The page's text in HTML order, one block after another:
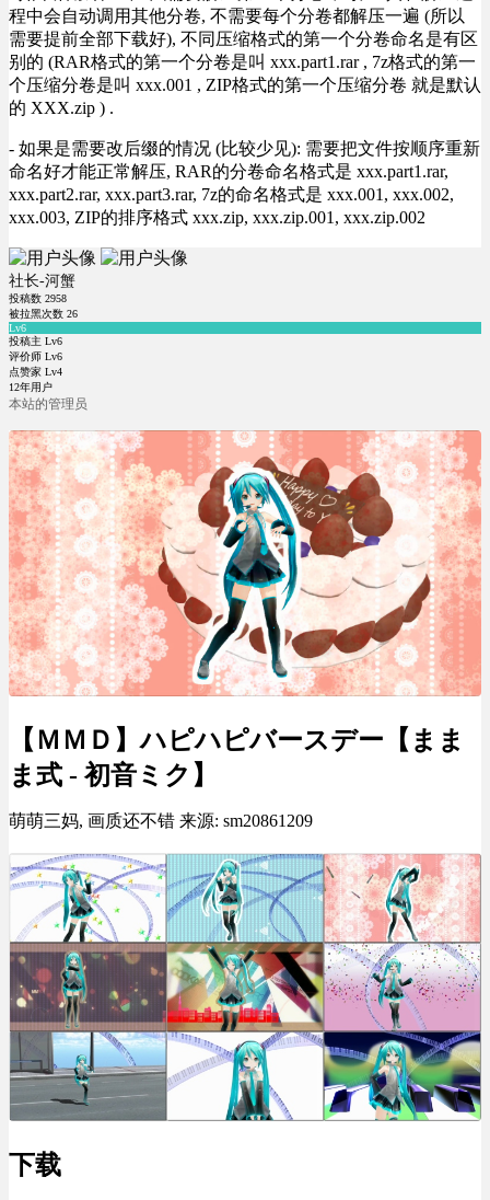
程中会自动调用其他分卷, 不需要每个分卷都解压一遍 (所以
需要提前全部下载好), 不同压缩格式的第一个分卷命名是有区
别的 (RAR格式的第一个分卷是叫 xxx.part1.rar , 7z格式的第一
个压缩分卷是叫 xxx.001 , ZIP格式的第一个压缩分卷 就是默认
的 XXX.zip ) .
- 如果是需要改后缀的情况 (比较少见): 需要把文件按顺序重新
命名好才能正常解压, RAR的分卷命名格式是 xxx.part1.rar,
xxx.part2.rar, xxx.part3.rar, 7z的命名格式是 xxx.001, xxx.002,
xxx.003, ZIP的排序格式 xxx.zip, xxx.zip.001, xxx.zip.002
社长-河蟹
投稿数 2958
被拉黑次数 26
Lv6
投稿主 Lv6
评价师 Lv6
点赞家 Lv4
12年用户
本站的管理员
【ＭＭＤ】ハピハピバースデー【まま
ま式 - 初音ミク】
萌萌三妈, 画质还不错 来源: sm20861209
下载